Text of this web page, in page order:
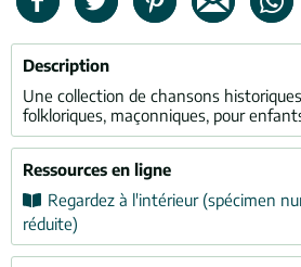
Description
Une collection de chansons
folkloriques, maçonniques, pour
Ressources en ligne
Regardez à l'intérieur (spécimen
réduite)